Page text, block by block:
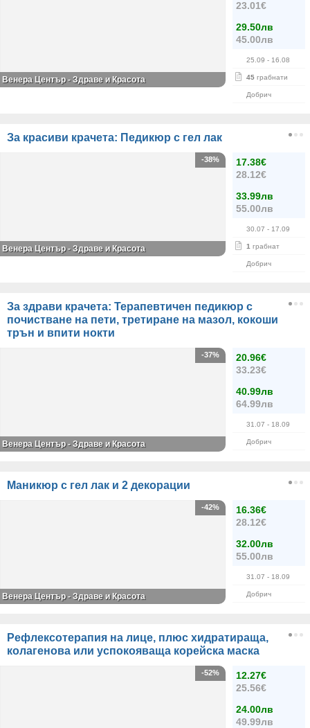
23.01€
29.50лв
45.00лв
25.09 - 16.08
45 грабнати
Добрич
Венера Център - Здраве и Красота
За красиви крачета: Педикюр с гел лак
17.38€
28.12€
33.99лв
55.00лв
30.07 - 17.09
1 грабнат
Добрич
-38%
Венера Център - Здраве и Красота
За здрави крачета: Терапевтичен педикюр с
почистване на пети, третиране на мазол, кокоши
трън и впити нокти
20.96€
33.23€
40.99лв
64.99лв
31.07 - 18.09
Добрич
-37%
Венера Център - Здраве и Красота
Маникюр с гел лак и 2 декорации
16.36€
28.12€
32.00лв
55.00лв
31.07 - 18.09
Добрич
-42%
Венера Център - Здраве и Красота
Рефлексотерапия на лице, плюс хидратираща,
колагенова или успокояваща корейска маска
12.27€
25.56€
24.00лв
49.99лв
-52%